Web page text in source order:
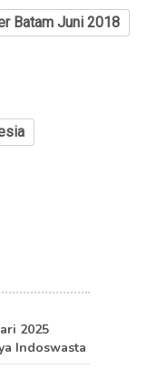
Batam Juni 2018
2025
Indoswasta